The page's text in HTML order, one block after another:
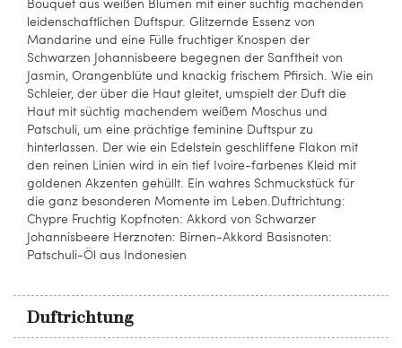
leidenschaftlichen Duftspur. Glitzernde Essenz von
Mandarine und eine Fülle fruchtiger Knospen der
Schwarzen Johannisbeere begegnen der Sanftheit von
Jasmin, Orangenblüte und knackig frischem Pfirsich. Wie ein
Schleier, der über die Haut gleitet, umspielt der Duft die
Haut mit süchtig machendem weißem Moschus und
Patschuli, um eine prächtige feminine Duftspur zu
hinterlassen. Der wie ein Edelstein geschliffene Flakon mit
den reinen Linien wird in ein tief Ivoire-farbenes Kleid mit
goldenen Akzenten gehüllt. Ein wahres Schmuckstück für
die ganz besonderen Momente im Leben.Duftrichtung:
Chypre Fruchtig Kopfnoten: Akkord von Schwarzer
Johannisbeere Herznoten: Birnen-Akkord Basisnoten:
Patschuli-Öl aus Indonesien
Duftrichtung